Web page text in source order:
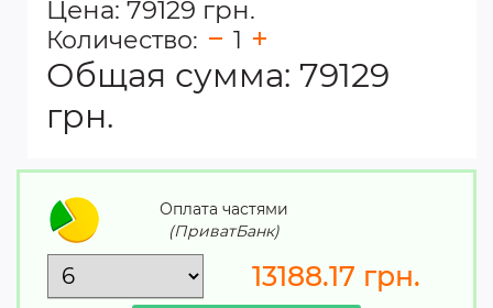
Цена: 79129 грн.
Количество: 1
Общая сумма: 79129
грн.
Оплата частями
(ПриватБанк)
13188.17 грн.